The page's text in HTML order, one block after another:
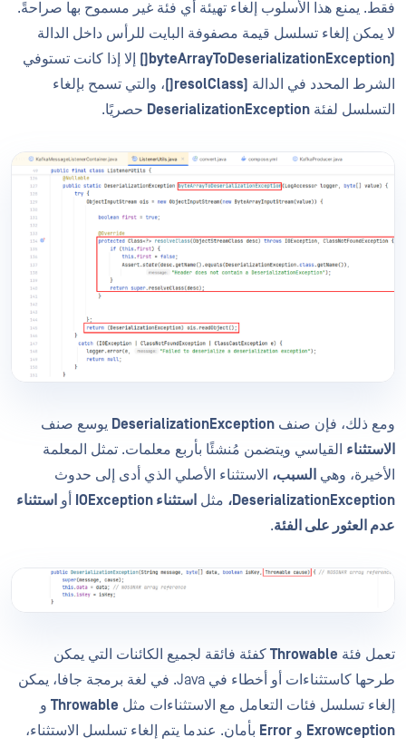
فقط. يمنع هذا الأسلوب إلغاء تهيئة أي فئة غير مسموح بها صراحةً.
لا يمكن إلغاء تسلسل قيمة مصفوفة البايت للرأس داخل الدالة
(byteArrayToDeserializationException()
إلا إذا كانت تستوفي
الشرط المحدد في الدالة (resolClass()
، والتي تسمح بإلغاء
التسلسل لفئة DeserializationException حصريًا.
ومع ذلك، فإن صنف DeserializationException يوسع صنف
الاستثناء القياسي ويتضمن مُنشئًا بأربع معلمات. تمثل المعلمة
الأخيرة، وهي السبب، الاستثناء الأصلي الذي أدى إلى حدوث
DeserializationException،
مثل استثناء IOException أو استثناء
عدم العثور على الفئة.
تعمل فئة Throwable كفئة فائقة لجميع الكائنات التي يمكن
طرحها كاستثناءات أو أخطاء في Java. في لغة برمجة جافا، يمكن
إلغاء تسلسل فئات التعامل مع الاستثناءات مثل Throwable و
Exrowception و Error بأمان. عندما يتم إلغاء تسلسل الاستثناء،